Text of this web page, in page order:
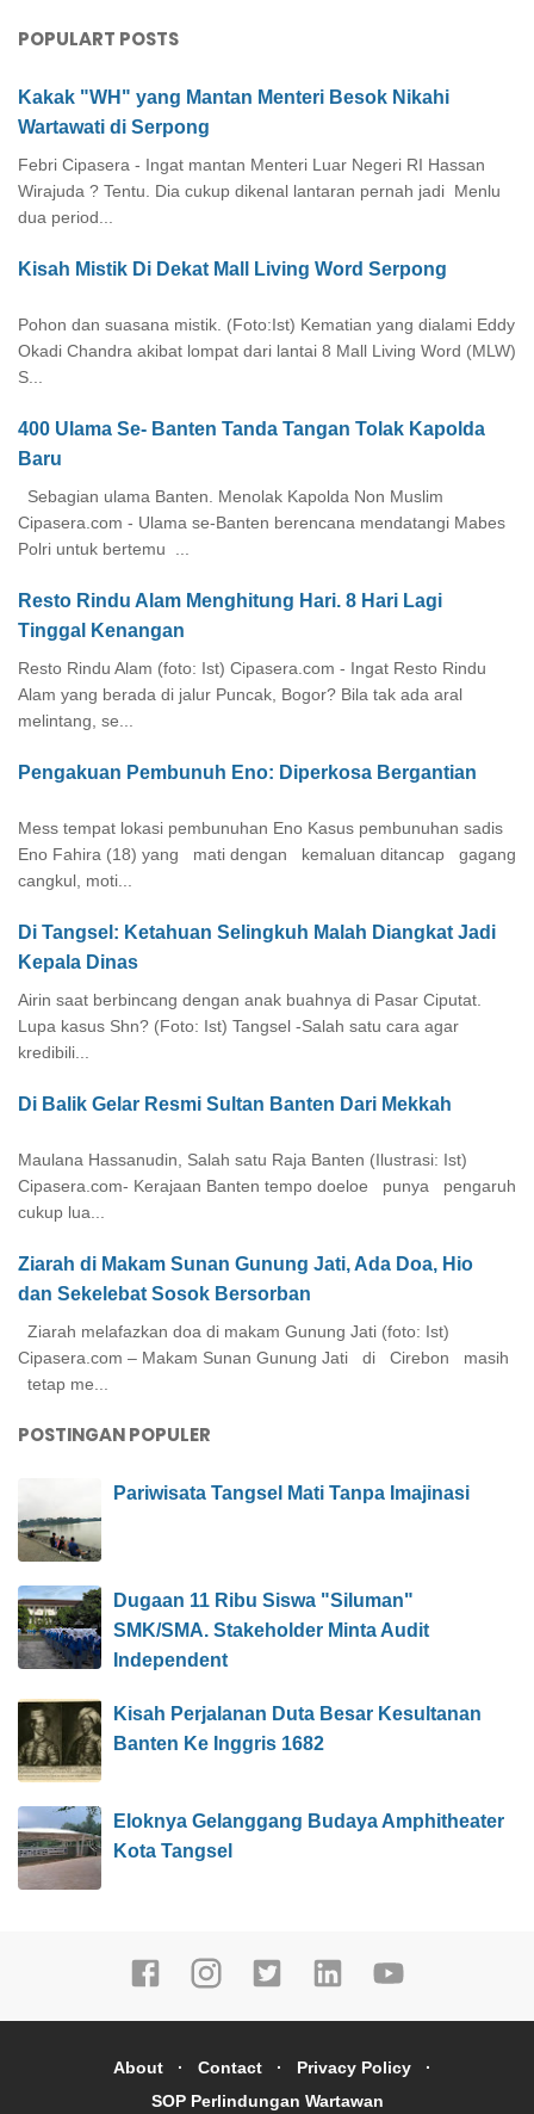
POPULART POSTS
Kakak "WH" yang Mantan Menteri Besok Nikahi
Wartawati di Serpong
Febri Cipasera - Ingat mantan Menteri Luar Negeri RI Hassan
Wirajuda ? Tentu. Dia cukup dikenal lantaran pernah jadi Menlu
dua period...
Kisah Mistik Di Dekat Mall Living Word Serpong
Pohon dan suasana mistik. (Foto:Ist) Kematian yang dialami Eddy
Okadi Chandra akibat lompat dari lantai 8 Mall Living Word (MLW)
S...
400 Ulama Se- Banten Tanda Tangan Tolak Kapolda
Baru
Sebagian ulama Banten. Menolak Kapolda Non Muslim
Cipasera.com - Ulama se-Banten berencana mendatangi Mabes
Polri untuk bertemu ...
Resto Rindu Alam Menghitung Hari. 8 Hari Lagi
Tinggal Kenangan
Resto Rindu Alam (foto: Ist) Cipasera.com - Ingat Resto Rindu
Alam yang berada di jalur Puncak, Bogor? Bila tak ada aral
melintang, se...
Pengakuan Pembunuh Eno: Diperkosa Bergantian
Mess tempat lokasi pembunuhan Eno Kasus pembunuhan sadis
Eno Fahira (18) yang mati dengan kemaluan ditancap gagang
cangkul, moti...
Di Tangsel: Ketahuan Selingkuh Malah Diangkat Jadi
Kepala Dinas
Airin saat berbincang dengan anak buahnya di Pasar Ciputat.
Lupa kasus Shn? (Foto: Ist) Tangsel -Salah satu cara agar
kredibili...
Di Balik Gelar Resmi Sultan Banten Dari Mekkah
Maulana Hassanudin, Salah satu Raja Banten (Ilustrasi: Ist)
Cipasera.com- Kerajaan Banten tempo doeloe punya pengaruh
cukup lua...
Ziarah di Makam Sunan Gunung Jati, Ada Doa, Hio
dan Sekelebat Sosok Bersorban
Ziarah melafazkan doa di makam Gunung Jati (foto: Ist)
Cipasera.com – Makam Sunan Gunung Jati di Cirebon masih
tetap me...
POSTINGAN POPULER
Pariwisata Tangsel Mati Tanpa Imajinasi
Dugaan 11 Ribu Siswa "Siluman"
SMK/SMA. Stakeholder Minta Audit
Independent
Kisah Perjalanan Duta Besar Kesultanan
Banten Ke Inggris 1682
Eloknya Gelanggang Budaya Amphitheater
Kota Tangsel
About Contact
Privacy Policy
SOP Perlindungan Wartawan